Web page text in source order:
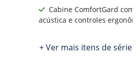
Cabine ComfortGard com
acústica e controles
+ Ver mais itens de série